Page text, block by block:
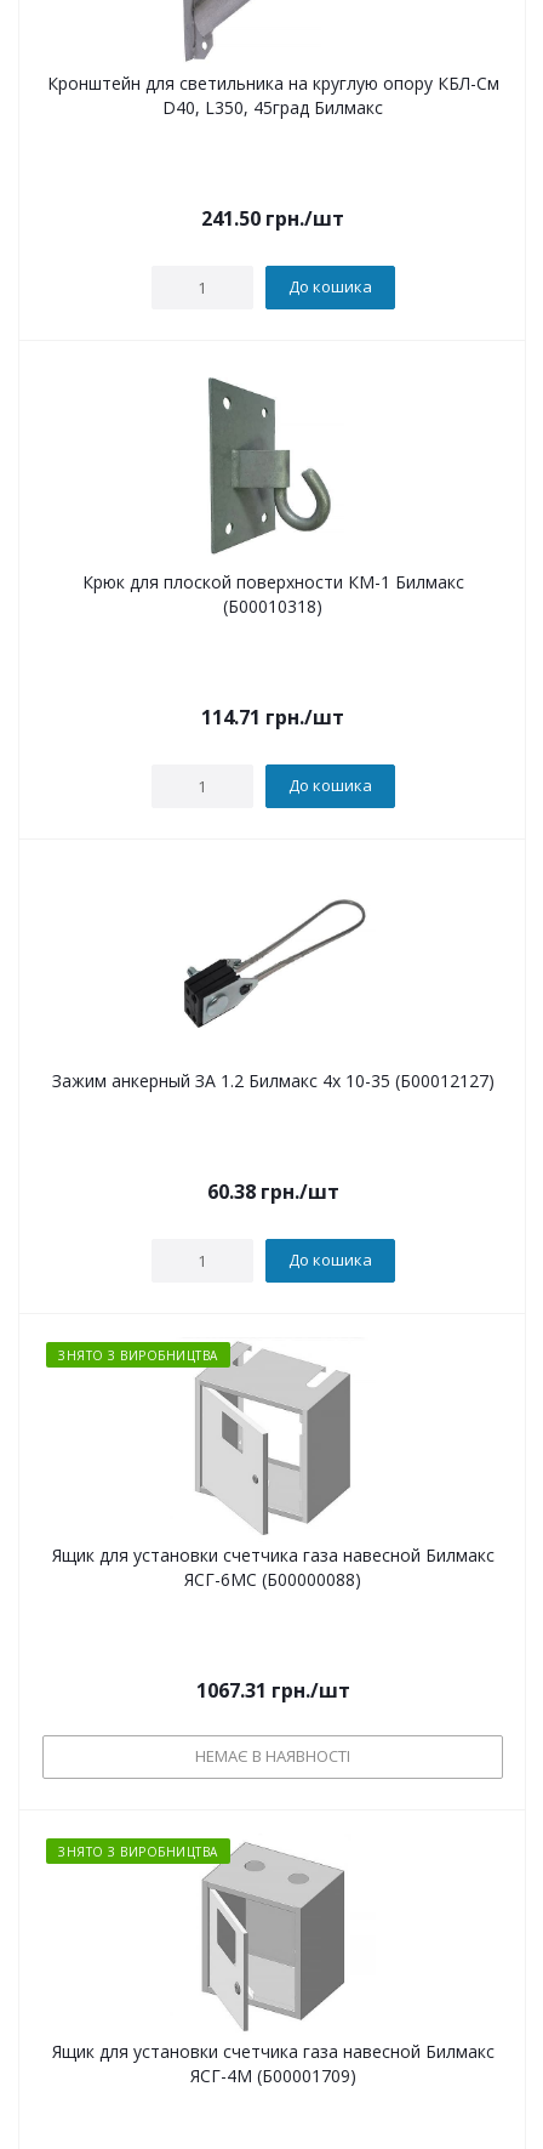
Кронштейн для светильника на круглую опору КБЛ-См
D40, L350, 45град Билмакс
241.50 грн./шт
До кошика
Крюк для плоской поверхности КМ-1 Билмакс
(Б00010318)
114.71 грн./шт
До кошика
Зажим анкерный ЗА 1.2 Билмакс 4х 10-35 (Б00012127)
60.38грн./шт
До кошика
ЗНЯТО З ВИРОБНИЦТВА
Ящик для установки счетчика газа навесной Билмакс
ЯСГ-6МС (Б00000088)
1067.31 грн./шт
НЕМАЄ В НАЯВНОСТІ
ЗНЯТО З ВИРОБНИЦТВА
Ящик для установки счетчика газа навесной Билмакс
ЯСГ-4М (Б00001709)